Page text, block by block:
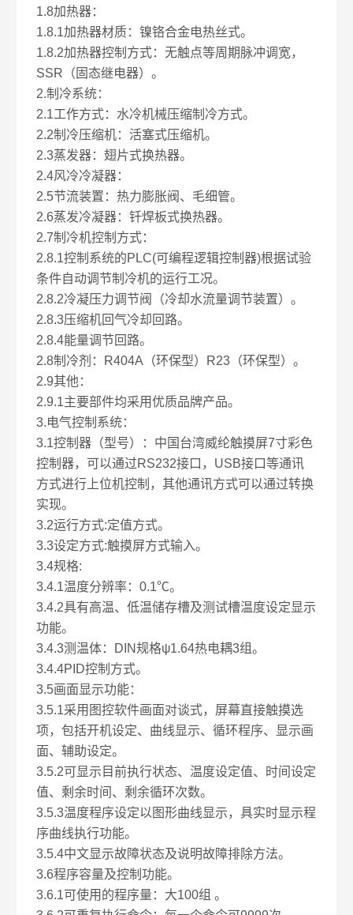
1.8加热器：
1.8.1加热器材质：镍铬合金电热丝式。
1.8.2加热器控制方式：无触点等周期脉冲调宽，
SSR（固态继电器）。
2.制冷系统：
2.1工作方式：水冷机械压缩制冷方式。
2.2制冷压缩机：活塞式压缩机。
2.3蒸发器：翅片式换热器。
2.4风冷冷凝器：
2.5节流装置：热力膨胀阀、毛细管。
2.6蒸发冷凝器：钎焊板式换热器。
2.7制冷机控制方式：
2.8.1控制系统的PLC(可编程逻辑控制器)根据试验
条件自动调节制冷机的运行工况。
2.8.2冷凝压力调节阀（冷却水流量调节装置）。
2.8.3压缩机回气冷却回路。
2.8.4能量调节回路。
2.8制冷剂：R404A（环保型）R23（环保型）。
2.9其他：
2.9.1主要部件均采用优质品牌产品。
3.电气控制系统：
3.1控制器（型号）：中国台湾威纶触摸屏7寸彩色
控制器，可以通过RS232接口，USB接口等通讯
方式进行上位机控制，其他通讯方式可以通过转换
实现。
3.2运行方式:定值方式。
3.3设定方式:触摸屏方式输入。
3.4规格:
3.4.1温度分辨率：0.1℃。
3.4.2具有高温、低温储存槽及测试槽温度设定显示
功能。
3.4.3测温体：DIN规格ψ1.64热电耦3组。
3.4.4PID控制方式。
3.5画面显示功能：
3.5.1采用图控软件画面对谈式，屏幕直接触摸选
项，包括开机设定、曲线显示、循环程序、显示画
面、辅助设定。
3.5.2可显示目前执行状态、温度设定值、时间设定
值、剩余时间、剩余循环次数。
3.5.3温度程序设定以图形曲线显示，具实时显示程
序曲线执行功能。
3.5.4中文显示故障状态及说明故障排除方法。
3.6程序容量及控制功能。
3.6.1可使用的程序量：大100组 。